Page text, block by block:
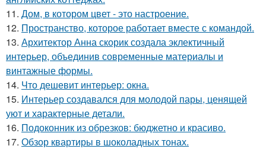
11. Дом, в котором цвет - это настроение.
12. Пространство, которое работает вместе с командой.
13. Архитектор Анна скорик создала эклектичный
интерьер, объединив современные материалы и
винтажные формы.
14. Что дешевит интерьер: окна.
15. Интерьер создавался для молодой пары, ценящей
уют и характерные детали.
16. Подоконник из обрезков: бюджетно и красиво.
17. Обзор квартиры в шоколадных тонах.